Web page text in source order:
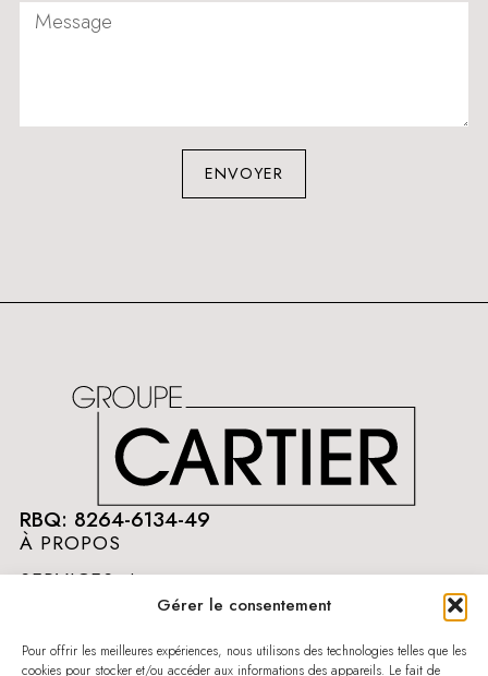
Gérer le consentement
Pour offrir les meilleures expériences, nous utilisons des technologies telles que les
cookies pour stocker et/ou accéder aux informations des appareils. Le fait de
ENVOYER
RBQ: 8264-6134-49
À PROPOS
SERVICES
NOUS JOINDRE